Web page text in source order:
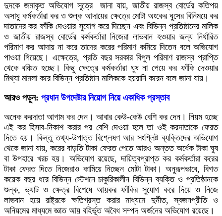
দুদকে জমাকৃত অভিযোগ সূত্রে জানা যায়, জাতীয় রাজস্ব বোর্ডের কতিপয়
অসাধু কর্মকর্তারা কর ও শুল্ক আদায়ের ক্ষেত্রে মোটা অংকের ঘুসের বিনিময়ে কর
দাতাদের কর ফাঁকি দেওয়ার সুযোগ করে দিচ্ছেন এবং বিভিন্ন প্রতিষ্ঠানের মালিক
ও জাতীয় রাজস্ব বোর্ডের কর্মকর্তারা নিজেরা লাভবান হওয়ার জন্য নির্ধারিত
পরিমাণ কর আদায় না করে তাদের করের পরিমাণ কমিয়ে দিতেন বলে অভিযোগ
পাওয়া গিয়েছে। এক্ষেত্রে, প্রতি বছর সরকার বিপুল পরিমাণ রাজস্ব প্রাপ্তি
থেকে বঞ্চিত হচ্ছে। কিছু ক্ষেত্রে কর্মকর্তারা ঘুষ না পেয়ে কর ফাঁকি দেওয়ার
মিথ্যা মামলা করে বিভিন্ন প্রতিষ্ঠান মালিককে হয়রানি করেন বলে জানা যায়।
আরও পড়ুন: প্রধান উপদেষ্টার নিয়োগ নিয়ে একাধিক প্রস্তাব
অনেক করদাতা আগাম কর দেন। আবার কেউ-কেউ বেশি কর দেন। নিয়ম হচ্ছে
এই কর হিসাব-নিকাশ করার পর বেশি দেওয়া হলে তা ওই করদাতাকে ফেরত
দিতে হয়। কিন্তু তথ্য-উপাত্ত বিশ্লেষণ আর সংশ্লিষ্ট ব্যক্তিদের অভিযোগ
থেকে জানা যায়, করের বাড়তি টাকা ফেরত পেতে আরও অন্তত অর্ধেক টাকা ঘুষ
বা উপহারে খরচ হয়। অভিযোগ রয়েছে, দায়িত্বপ্রাপ্ত কর কর্মকর্তারা করের
টাকা ফেরত দিতে নিজেরাও কামিয়ে নিচ্ছেন মোটা টাকা। অনুরূপভাবে, বিগত
কয়েক বছর ধরে বিভিন্ন স্টেশনে চাকুরিকালীন বিভিন্ন ব্যক্তি ও প্রতিষ্ঠানকে
শুল্ক, ভ্যাট ও ক্ষেত্র বিশেষে আয়কর ফাঁকির সুযোগ করে দিয়ে ও নিজে
লাভবান হয়ে রাষ্ট্রকে ক্ষতিগ্রস্ত করার মাধ্যমে দুর্নীত, স্বজনপ্রীতি ও
অনিয়মের মাধ্যমে জ্ঞাত আয় বহির্ভূত অবৈধ সম্পদ অর্জনের অভিযোগ রয়েছে।